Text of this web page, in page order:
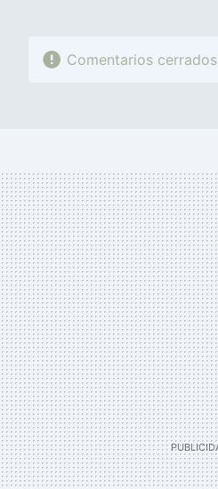
Comentarios cerrados